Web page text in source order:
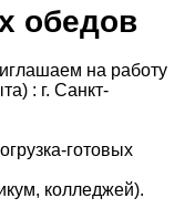
обедов
на работу
: г. Санкт-
готовых
колледжей).